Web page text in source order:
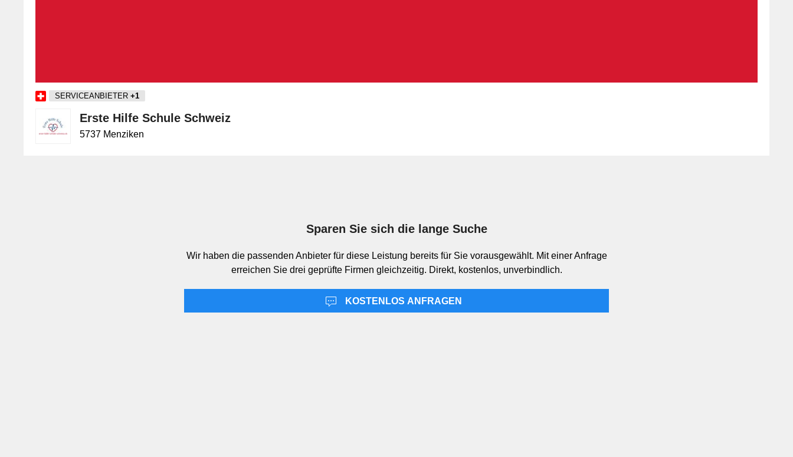
SERVICEANBIETER +1
Erste Hilfe Schule Schweiz
5737 Menziken
Sparen Sie sich die lange Suche
Wir haben die passenden Anbieter für diese Leistung bereits für Sie vorausgewählt. Mit einer Anfrage
erreichen Sie drei geprüfte Firmen gleichzeitig. Direkt, kostenlos, unverbindlich.
KOSTENLOS ANFRAGEN